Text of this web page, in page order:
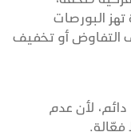
البورصات
التفاوض أو تخفيف
لأن عدم